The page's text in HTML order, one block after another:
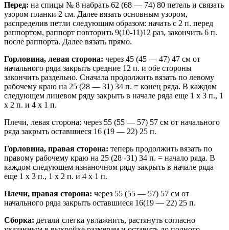
Перед: на спицы № 8 набрать 62 (68 — 74) 80 петель и связать
узором планки 2 см. Далее вязать основным узором,
распределив петли следующим образом: начать с 2 п. перед
раппортом, раппорт повторить 9(10-11)12 раз, закончить 6 п.
после раппорта. Далее вязать прямо.
Горловина, левая сторона: через 45 (45 — 47) 47 см от
начального ряда закрыть средние 12 п. и обе стороны
закончить раздельно. Сначала продолжить вязать по левому
рабочему краю на 25 (28 — 31) 34 п. = конец ряда. В каждом
следующем лицевом ряду закрыть в начале ряда еще 1 х 3 п., 1
х 2 п. и 4 х 1 п.
Плечи, левая сторона: через 55 (55 — 57) 57 см от начального
ряда закрыть оставшиеся 16 (19 — 22) 25 п.
Горловина, правая сторона: теперь продолжить вязать по
правому рабочему краю на 25 (28 -31) 34 п. = начало ряда. В
каждом следующем изнаночном ряду закрыть в начале ряда
еще 1 х 3 п., 1 х 2 п. и 4 х 1 п.
Плечи, правая сторона: через 55 (55 — 57) 57 см от
начального ряда закрыть оставшиеся 16(19 — 22) 25 п.
Сборка: детали слегка увлажнить, растянуть согласно